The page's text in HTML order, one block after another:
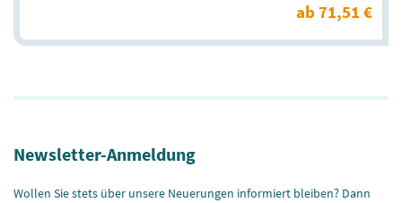
ab 71,51 €
Newsletter-Anmeldung
Wollen Sie stets über unsere Neuerungen informiert bleiben? Dann